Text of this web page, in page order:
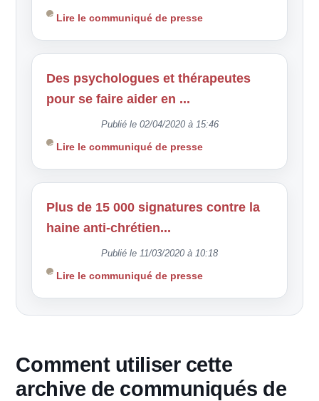
Lire le communiqué de presse
Des psychologues et thérapeutes
pour se faire aider en ...
Publié le 02/04/2020 à 15:46
Lire le communiqué de presse
Plus de 15 000 signatures contre la
haine anti-chrétien...
Publié le 11/03/2020 à 10:18
Lire le communiqué de presse
Comment utiliser cette
archive de communiqués de